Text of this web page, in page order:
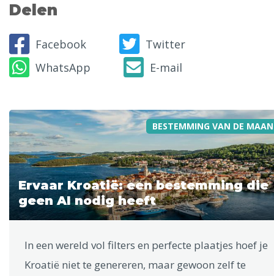
Delen
Facebook
Twitter
WhatsApp
E-mail
BESTEMMING VAN DE
Ervaar Kroatië: een bestemming die
geen AI nodig heeft
In een wereld vol filters en perfecte plaatjes hoef je
Kroatië niet te genereren, maar gewoon zelf te